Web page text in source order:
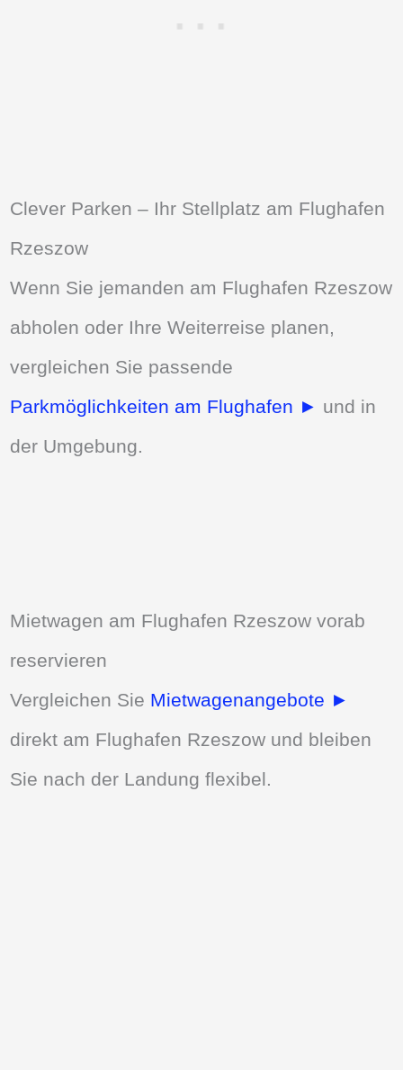
Clever Parken – Ihr Stellplatz am Flughafen
Rzeszow
Wenn Sie jemanden am Flughafen Rzeszow
abholen oder Ihre Weiterreise planen,
vergleichen Sie passende
Parkmöglichkeiten am Flughafen ► und in
der Umgebung.
Mietwagen am Flughafen Rzeszow vorab
reservieren
Vergleichen Sie Mietwagenangebote ►
direkt am Flughafen Rzeszow und bleiben
Sie nach der Landung flexibel.